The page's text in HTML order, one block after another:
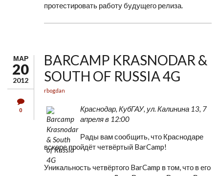
протестировать работу будущего релиза.
МАР
20
2012
0
BARCAMP KRASNODAR &
SOUTH OF RUSSIA 4G
rbogdan
Краснодар, КубГАУ, ул. Калинина 13, 7
апреля в 12:00
Рады вам сообщить, что Краснодаре
вскоре пройдёт четвёртый BarCamp!
Уникальность четвёртого BarCamp в том, что в его